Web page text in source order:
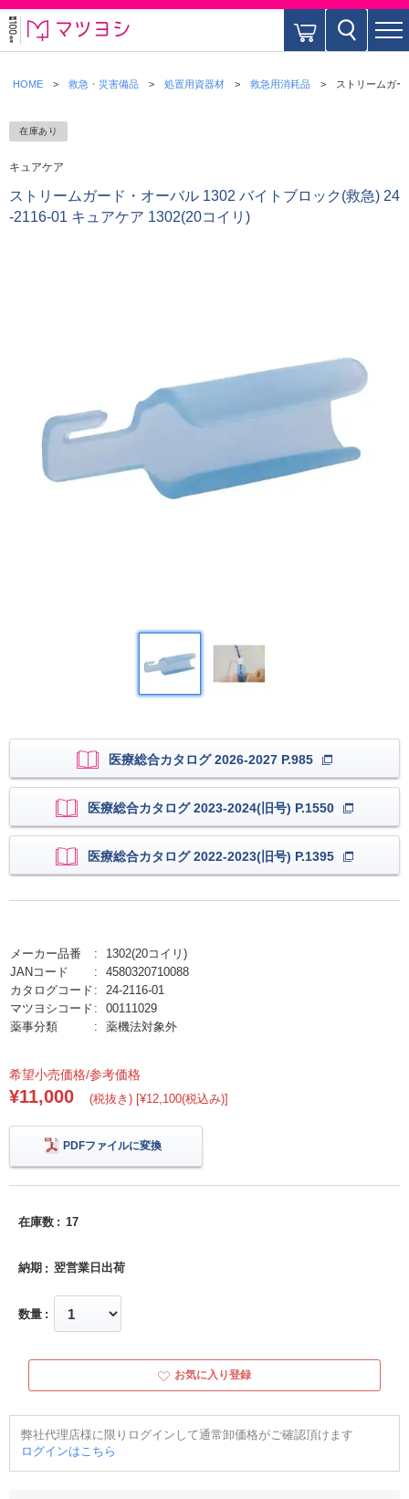
HOME 救急・災害備品 処置用資器材 救急用消耗品 ストリームガ
在庫あり
キュアケア
ストリームガード・オーバル 1302 バイトブロック(救急) 24
-2116-01 キュアケア 1302(20コイリ)
医療総合カタログ 2026-2027 P.985
医療総合カタログ 2023-2024(旧号) P.1550
医療総合カタログ 2022-2023(旧号) P.1395
メーカー品番
1302(20コイリ)
JANコード
4580320710088
カタログコード
24-2116-01
マツヨシコード
00111029
薬事分類
薬機法対象外
希望小売価格/参考価格
¥11,000 (税抜き) [¥12,100(税込み)]
PDFファイルに変換
在庫数 17
納期 翌営業日出荷
数量
お気に入り登録
弊社代理店様に限りログインして通常卸価格がご確認頂けます
ログインはこちら